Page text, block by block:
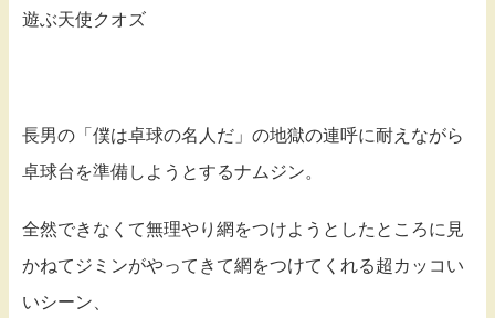
遊ぶ天使クオズ
長男の「僕は卓球の名人だ」の地獄の連呼に耐えながら
卓球台を準備しようとするナムジン。
全然できなくて無理やり網をつけようとしたところに見
かねてジミンがやってきて網をつけてくれる超カッコい
いシーン、